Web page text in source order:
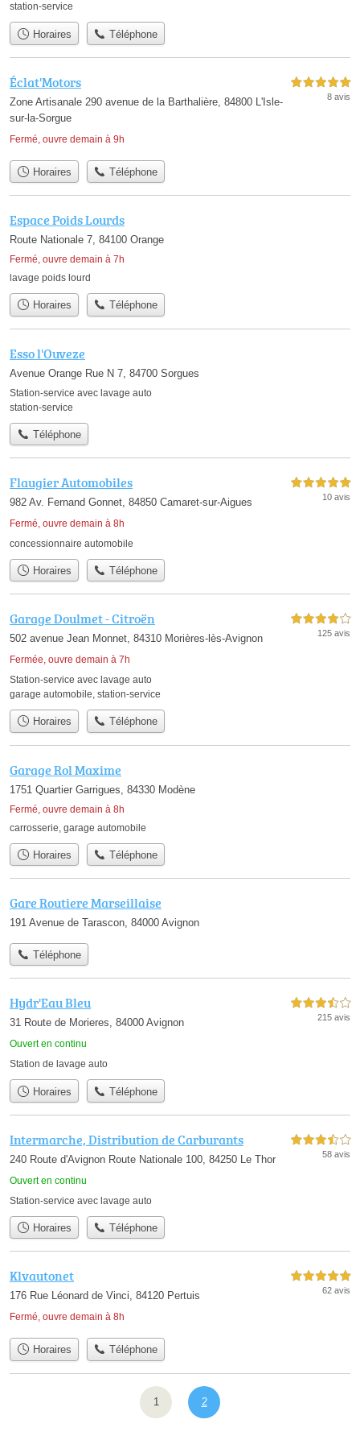
station-service
Horaires Téléphone
Éclat'Motors
Zone Artisanale 290 avenue de la Barthalière, 84800 L'Isle-
sur-la-Sorgue
Fermé, ouvre demain à 9h
5,0 étoiles sur 5
8 avis
Horaires Téléphone
Espace Poids Lourds
Route Nationale 7, 84100 Orange
Fermé, ouvre demain à 7h
lavage poids lourd
Horaires Téléphone
Esso l'Ouveze
Avenue Orange Rue N 7, 84700 Sorgues
Station-service avec lavage auto
station-service
Téléphone
Flaugier Automobiles
982 Av. Fernand Gonnet, 84850 Camaret-sur-Aigues
Fermé, ouvre demain à 8h
5,0 étoiles sur 5
10 avis
concessionnaire automobile
Horaires Téléphone
Garage Doulmet - Citroën
502 avenue Jean Monnet, 84310 Morières-lès-Avignon
Fermée, ouvre demain à 7h
4,0 étoiles sur 5
125 avis
Station-service avec lavage auto
garage automobile, station-service
Horaires Téléphone
Garage Rol Maxime
1751 Quartier Garrigues, 84330 Modène
Fermé, ouvre demain à 8h
carrosserie garage automobile
Horaires Téléphone
Gare Routiere Marseillaise
191 Avenue de Tarascon, 84000 Avignon
Téléphone
Hydr'Eau Bleu
31 Route de Morieres, 84000 Avignon
Ouvert en continu
3,5 étoiles sur 5
215 avis
Station de lavage auto
Horaires Téléphone
Intermarche, Distribution de Carburants
240 Route d'Avignon Route Nationale 100, 84250 Le Thor
Ouvert en continu
3,5 étoiles sur 5
58 avis
Station-service avec lavage auto
Horaires Téléphone
Klvautonet
176 Rue Léonard de Vinci, 84120 Pertuis
Fermé, ouvre demain à 8h
5,0 étoiles sur 5
62 avis
Horaires Téléphone
1 2